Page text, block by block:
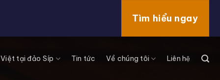
Tìm hiểu ngay
tại đảo Síp Tin tức Về chúng tôi Liên hệ